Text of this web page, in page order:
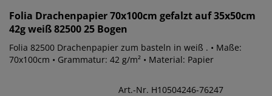
Folia Drachenpapier 70x100cm gefalzt auf 35x50cm
42g weiß 82500 25 Bogen
Folia 82500 Drachenpapier zum basteln in weiß . • Maße:
70x100cm • Grammatur: 42 g/m² • Material: Papier
Art.-Nr. H10504246-76247